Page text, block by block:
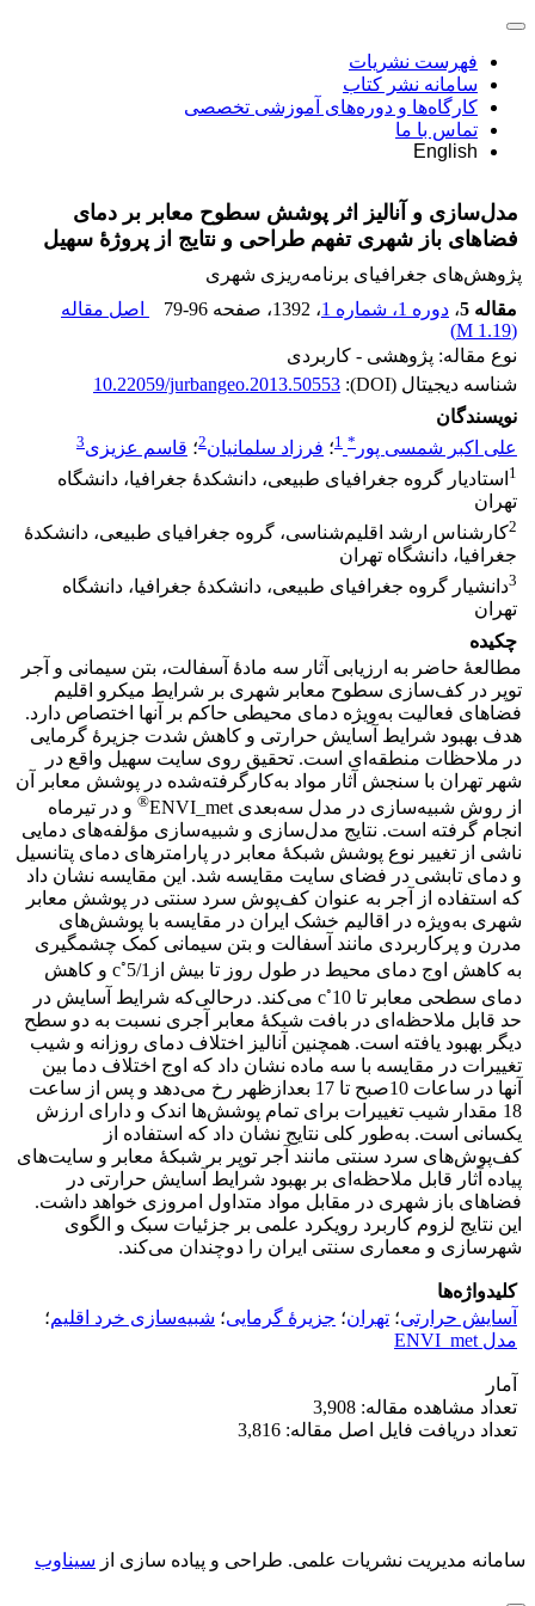
فهرست نشریات
سامانه نشر کتاب
کارگاه‌ها و دوره‌های آموزشی تخصصی
تماس با ما
English
مدل‌سازی و آنالیز اثر پوشش سطوح معابر بر دمای
فضاهای باز شهری تفهم طراحی و نتایج از پروژۀ سهیل
پژوهش‌های جغرافیای برنامه‌ریزی شهری
مقاله 5
، دوره 1، شماره 1 ، 1392 ، صفحه 79-96
اصل مقاله
(
1.19 M
)
نوع مقاله: پژوهشی - کاربردی
شناسه دیجیتال (DOI):
10.22059/jurbangeo.2013.50553
نویسندگان
علی اکبر شمسی پور *
1؛ فرزاد سلمانیان2؛ قاسم عزیزی3
1 استادیار گروه جغرافیای طبیعی، دانشکدۀ جغرافیا، دانشگاه
تهران
2کارشناس ارشد اقلیم‌شناسی، گروه جغرافیای طبیعی، دانشکدۀ
جغرافیا، دانشگاه تهران
3دانشیار گروه جغرافیای طبیعی، دانشکدۀ جغرافیا، دانشگاه
تهران
چکیده
مطالعۀ حاضر به ارزیابی آثار سه مادۀ آسفالت، بتن سیمانی و آجر
توپر در کف‌سازی سطوح معابر شهری بر شرایط میکرو اقلیم
فضاهای فعالیت به‌ویژه دمای محیطی حاکم بر آنها اختصاص دارد.
هدف بهبود شرایط آسایش حرارتی و کاهش شدت جزیرۀ گرمایی
در ملاحظات منطقه‌ای است. تحقیق روی سایت سهیل واقع در
شهر تهران با سنجش آثار مواد به‌کارگرفته‌شده در پوشش معابر آن
از روش شبیه‌سازی در مدل سه‌بعدی ENVI_met
® و در تیرماه
انجام گرفته است. نتایج مدل‌سازی و شبیه‌سازی مؤلفه‌های دمایی
ناشی از تغییر نوع پوشش شبکۀ معابر در پارامترهای دمای پتانسیل
و دمای تابشی در فضای سایت مقایسه شد. این مقایسه نشان داد
که استفاده از آجر به عنوان کف‌پوش سرد سنتی در پوشش معابر
شهری به‌ویژه در اقالیم خشک ایران در مقایسه با پوشش‌های
مدرن و پرکاربردی مانند آسفالت و بتن سیمانی کمک چشمگیری
به کاهش اوج دمای محیط در طول روز تا بیش ازс
◦
5/1 و کاهش
دمای سطحی معابر تا с
◦
10 می‌کند. درحالی‌که شرایط آسایش در
حد قابل ملاحظه‌ای در بافت شبکۀ معابر آجری نسبت به دو سطح
دیگر بهبود یافته است. همچنین آنالیز اختلاف دمای روزانه و شیب
تغییرات در مقایسه با سه ماده نشان داد که اوج اختلاف دما بین
آنها در ساعات 10صبح تا 17 بعدازظهر رخ می‌دهد و پس از ساعت
18 مقدار شیب تغییرات برای تمام پوشش‌ها اندک و دارای ارزش
یکسانی است. به‌طور کلی نتایج نشان داد که استفاده از
کف‌پوش‌های سرد سنتی مانند آجر توپر بر شبکۀ معابر و سایت‌های
پیاده آثار قابل ملاحظه‌ای بر بهبود شرایط آسایش حرارتی در
فضاهای باز شهری در مقابل مواد متداول امروزی خواهد داشت.
این نتایج لزوم کاربرد رویکرد علمی بر جزئیات سبک و الگوی
شهرسازی و معماری سنتی ایران را دوچندان می‌کند.
کلیدواژه‌ها
آسایش حرارتی؛ تهران؛ جزیرۀ گرمایی؛ شبیه‌سازی خرد اقلیم؛
مدل ENVI_met
آمار
تعداد مشاهده مقاله: 3,908
تعداد دریافت فایل اصل مقاله: 3,816
سامانه مدیریت نشریات علمی. طراحی و پیاده سازی از سیناوب